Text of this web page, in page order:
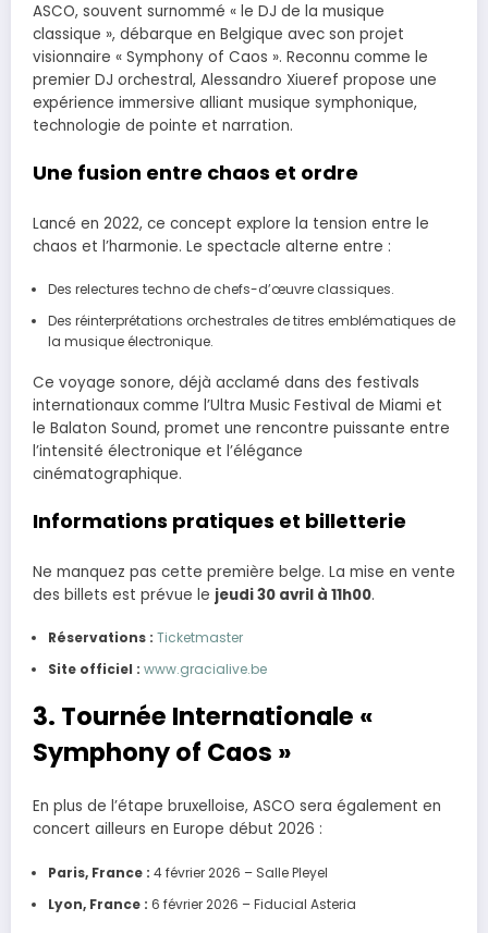
ASCO, souvent surnommé « le DJ de la musique
classique », débarque en Belgique avec son projet
visionnaire « Symphony of Caos ». Reconnu comme le
premier DJ orchestral, Alessandro Xiueref propose une
expérience immersive alliant musique symphonique,
technologie de pointe et narration.
Une fusion entre chaos et ordre
Lancé en 2022, ce concept explore la tension entre le
chaos et l’harmonie. Le spectacle alterne entre :
Des relectures techno de chefs-d’œuvre classiques.
Des réinterprétations orchestrales de titres emblématiques de
la musique électronique.
Ce voyage sonore, déjà acclamé dans des festivals
internationaux comme l’Ultra Music Festival de Miami et
le Balaton Sound, promet une rencontre puissante entre
l’intensité électronique et l’élégance
cinématographique.
Informations pratiques et billetterie
Ne manquez pas cette première belge. La mise en vente
des billets est prévue le jeudi 30 avril à 11h00.
Réservations : Ticketmaster
Site officiel : www.gracialive.be
3. Tournée Internationale «
Symphony of Caos »
En plus de l’étape bruxelloise, ASCO sera également en
concert ailleurs en Europe début 2026 :
Paris, France : 4 février 2026 – Salle Pleyel
Lyon, France : 6 février 2026 – Fiducial Asteria